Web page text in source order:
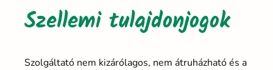
Szellemi tulajdonjogok
Szolgáltató nem kizárólagos, nem átruházható és a